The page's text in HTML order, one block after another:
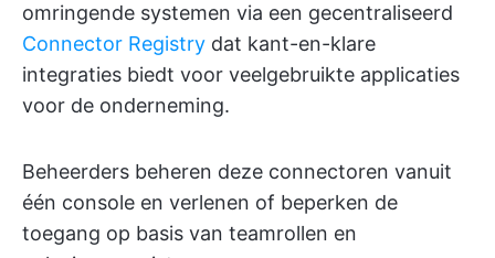
omringende systemen via een gecentraliseerd
Connector Registry dat kant-en-klare
integraties biedt voor veelgebruikte applicaties
voor de onderneming.
Beheerders beheren deze connectoren vanuit
één console en verlenen of beperken de
toegang op basis van teamrollen en